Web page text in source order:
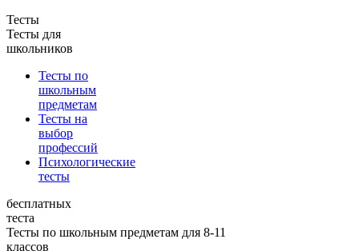
Тесты
Тесты для
школьников
Тесты по
школьным
предметам
Тесты на
выбор
профессий
Психологические
тесты
бесплатных
теста
Тесты по школьным предметам для 8-11
классов